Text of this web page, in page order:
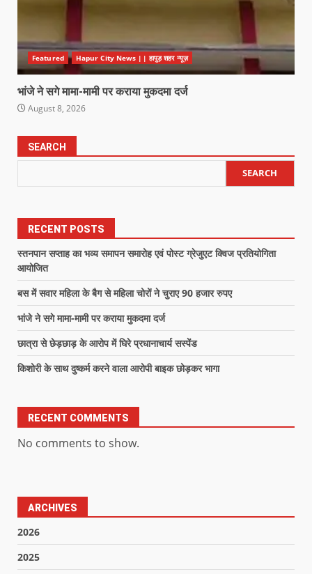
Featured Hapur City News || हापुड़ शहर न्यूज़
भांजे ने सगे मामा-मामी पर कराया मुकदमा दर्ज
August 8, 2026
SEARCH
SEARCH
RECENT POSTS
स्तनपान सप्ताह का भव्य समापन समारोह एवं पोस्ट ग्रेजुएट क्विज प्रतियोगिता
आयोजित
बस में सवार महिला के बैग से महिला चोरों ने चुराए 90 हजार रुपए
भांजे ने सगे मामा-मामी पर कराया मुकदमा दर्ज
छात्रा से छेड़छाड़ के आरोप में घिरे प्रधानाचार्य सस्पेंड
किशोरी के साथ दुष्कर्म करने वाला आरोपी बाइक छोड़कर भागा
RECENT COMMENTS
No comments to show.
ARCHIVES
2026
2025